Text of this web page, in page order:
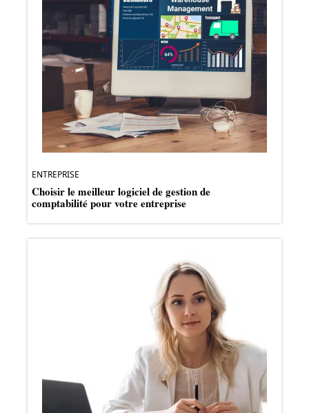
ENTREPRISE
Choisir le meilleur logiciel de gestion de
comptabilité pour votre entreprise